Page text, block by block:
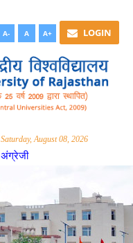
A- A A+ LOGIN
Saturday, August 08, 2026
अंग्रेजी